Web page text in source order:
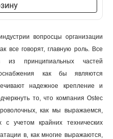
вопросцы организации
все говорят, главную роль. Все
принципиальных частей
как бы являются
надежное крепление и
то, что компания Ostec
как мы выражаемся,
с учетом крайних технических
в, как многие выражаются,